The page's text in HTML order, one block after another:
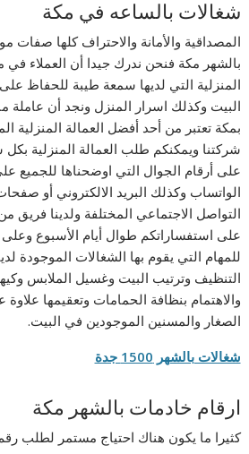
شغالات بالساعه في مكة
المصداقية والأمانة والاحتراف كلها صفات
بالشهر مكة فنحن ندرك جيدا أن العملاء في
المنزلية التي لديها سمعة طيبة للحفاظ
البيت وكذلك اسرار المنزل ونجد أن عاملة
بمكة تعتبر من أحد أفضل العمالة المنزلية
شركتنا ويمكنكم طلب العمالة المنزلية
على أرقام الجوال التي اوضحناها للجميع
الواتساب وكذلك البريد الالكتروني أو
التواصل الاجتماعي المختلفة ولدينا فريق
للمهام التي يقوم بها الشغالات الموجودة
التنظيف وترتيب البيت وغسيل الملابس وكيها
والاهتمام بنظافة الحمامات وتعقيمها
الصغار والمسنين الموجودين في البيت.
شغالات بالشهر 1500 جدة
ارقام خادمات بالشهر مكة
كثيرا ما يكون هناك احتياج مستمر لطلب